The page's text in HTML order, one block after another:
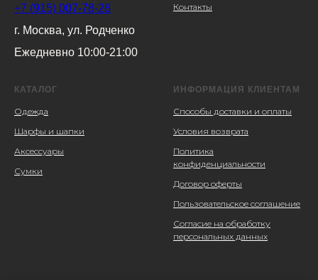
+7 (915) 007-78-28
г. Москва, ул. Родченко
Ежедневно 10:00-21:00
Контакты
КАТАЛОГ
Одежда
Шарфы и шапки
Аксессуары
Сумки
ИНФОРМАЦИЯ КЛИЕНТАМ
Способы доставки и оплаты
Условия возврата
Политика
конфиденциальности
Договор оферты
Пользовательское соглашение
Согласие на обработку
персональных данных